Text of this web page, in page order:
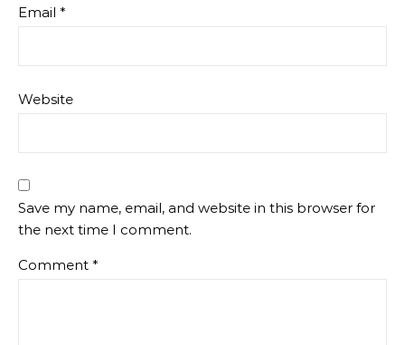
Email *
Website
Save my name, email, and website in this browser for
the next time I comment.
Comment *